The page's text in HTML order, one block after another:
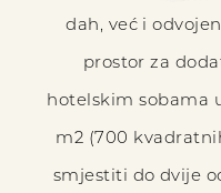
dah, već i
prostor za
hotelskim sobama
m2 (700
smjestiti do dvije